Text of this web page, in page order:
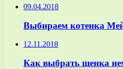
09.04.2018
Выбираем котенка
12.11.2018
Как выбрать щенка